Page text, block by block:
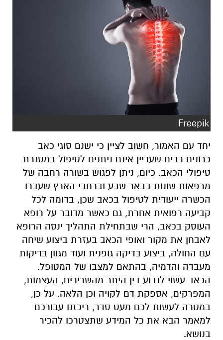
Freepik
יחד עם האמור, חשוב לציין כי ישנם סוגי כאב
כרונים רבים שעדיין אינם ניתנים לטיפול במסגרת
טיפולי הכאב. כיום, ניתן לפגוש בשורה רחבה של
מרפאות שונות בבאר שבע וברחבי הארץ שעברו
הכשרה ייעודית לטיפול בכאב שכן, בדומה לכל
קביעה רפואית אחרת, גם כאשר מדובר על רופא
העוסק בכאב, הרי שבתחילת התהליך ינסה הרופא
לאבחן את מקור ואופי הכאב בעזרת ביצוע שיחה
עם החולה, ביצוע בדיקה גופנית ועוד מגוון בדיקות
מעבדה והדמיה, בהתאם למצבו של המטופל.
הכאב עשוי לנבוע בין היתר מהשרירים, העצמות,
המפרקים, אספקת דם לקויה וכן הלאה. על כן,
במטרה לעשות לכם מעט סדר, ריכזנו עבורכם
למאמר הבא את כל המידע שתצטרכו להכיר
בנושא.